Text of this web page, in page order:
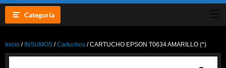
Categoría
Inicio / INSUMOS /Cartuchos / CARTUCHO EPSON T0634 AMARILLO (*)